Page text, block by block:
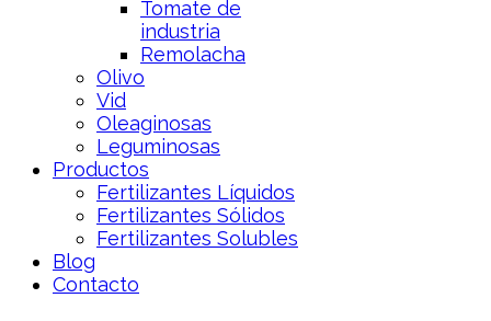
Tomate de
industria
Remolacha
Olivo
Vid
Oleaginosas
Leguminosas
Productos
Fertilizantes Líquidos
Fertilizantes Sólidos
Fertilizantes Solubles
Blog
Contacto